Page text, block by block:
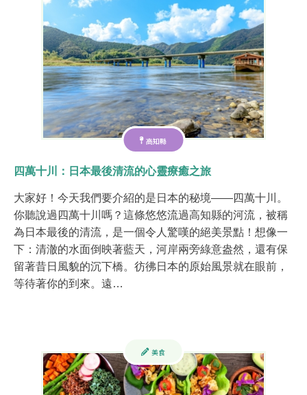
高知縣
四萬十川：日本最後清流的心靈療癒之旅
大家好！今天我們要介紹的是日本的秘境——四萬十川。
你聽說過四萬十川嗎？這條悠悠流過高知縣的河流，被稱
為日本最後的清流，是一個令人驚嘆的絕美景點！想像一
下：清澈的水面倒映著藍天，河岸兩旁綠意盎然，還有保
留著昔日風貌的沉下橋。彷彿日本的原始風景就在眼前，
等待著你的到來。遠…
美食